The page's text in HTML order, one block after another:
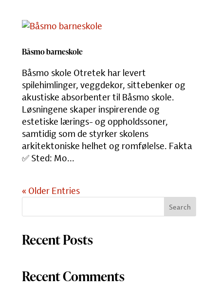
Båsmo barneskole
Båsmo skole Otretek har levert
spilehimlinger, veggdekor, sittebenker og
akustiske absorbenter til Båsmo skole.
Løsningene skaper inspirerende og
estetiske lærings- og oppholdssoner,
samtidig som de styrker skolens
arkitektoniske helhet og romfølelse. Fakta
✅ Sted: Mo...
« Older Entries
Search
Recent Posts
Recent Comments